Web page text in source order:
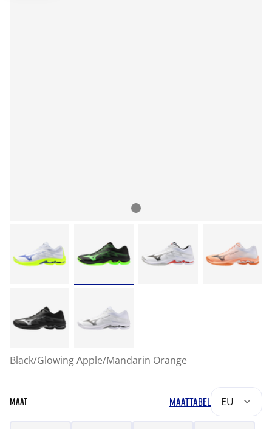
Black/Glowing Apple/Mandarin Orange
MAAT MAATTABEL EU